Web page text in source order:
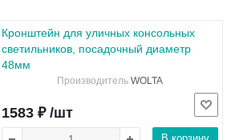
Кронштейн для уличных консольных
светильников, посадочный диаметр
48мм
Производитель WOLTA
1583 ₽ /шт